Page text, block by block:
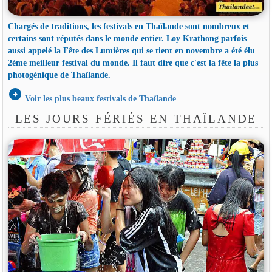
Chargés de traditions, les festivals en Thaïlande sont nombreux et
certains sont réputés dans le monde entier. Loy Krathong parfois
aussi appelé la Fête des Lumières qui se tient en novembre a été élu
2ème meilleur festival du monde. Il faut dire que c'est la fête la plus
photogénique de Thaïlande.
arrow_circle_right Voir les plus beaux festivals de Thaïlande
LES JOURS FÉRIÉS EN THAÏLANDE